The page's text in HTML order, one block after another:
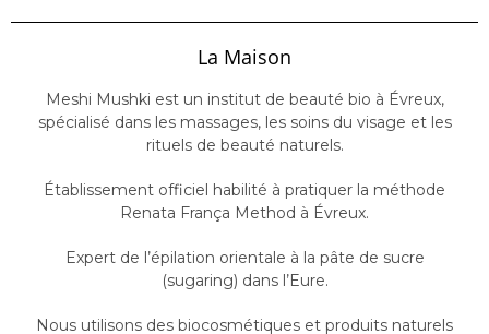
La Maison
Meshi Mushki est un institut de beauté bio à Évreux,
spécialisé dans les massages, les soins du visage et les
rituels de beauté naturels.
Établissement officiel habilité à pratiquer la méthode
Renata França Method à Évreux.
Expert de l’épilation orientale à la pâte de sucre
(sugaring) dans l’Eure.
Nous utilisons des biocosmétiques et produits naturels